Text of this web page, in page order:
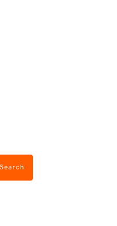
Search